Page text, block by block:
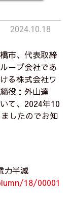
2024.10.18
市、代表取締
ープ会社であ
る株式会社ワ
役：外山達
て、2024年10
したのでお知
力半減
18/00001